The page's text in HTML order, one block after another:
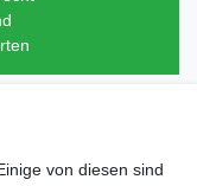
von diesen sind